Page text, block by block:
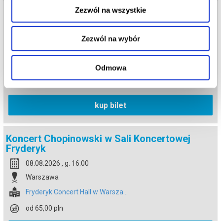
Zezwól na wszystkie
Zezwól na wybór
Odmowa
Koncert Chopinowski w Sali Koncertowej
Fryderyk
08.08.2026 , g. 14:30
Warszawa
Fryderyk Concert Hall w Warsza...
od 65,00 pln
kup bilet
Koncert Chopinowski w Sali Koncertowej
Fryderyk
08.08.2026 , g. 16:00
Warszawa
Fryderyk Concert Hall w Warsza...
od 65,00 pln